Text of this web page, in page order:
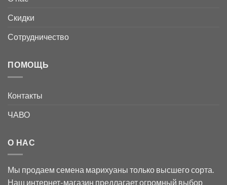
Скидки
Сотрудничество
ПОМОЩЬ
Контакты
ЧАВО
О НАС
Мы продаем семена марихуаны только высшего сорта.
Наш интернет-магазин предлагает огромный выбор